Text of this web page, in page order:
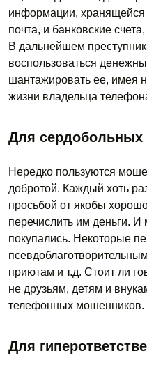
информации, хранящейся
почта, и банковские
В дальнейшем
воспользоваться
шантажировать ее, имея
жизни владельца
Для сердобольных
Нередко пользуются
добротой. Каждый хоть
просьбой от якобы
перечислить им деньги. И
покупались. Некоторые
приютам и т.д. Стоит ли
не друзьям, детям и
телефонных мошенников.
Для